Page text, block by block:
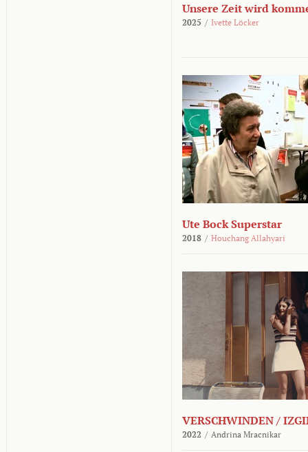
Unsere Zeit wird
2025 / Ivette Löcker
Ute Bock Superstar
2018 / Houchang Allahyari
VERSCHWINDEN /
2022 / Andrina Mracnikar